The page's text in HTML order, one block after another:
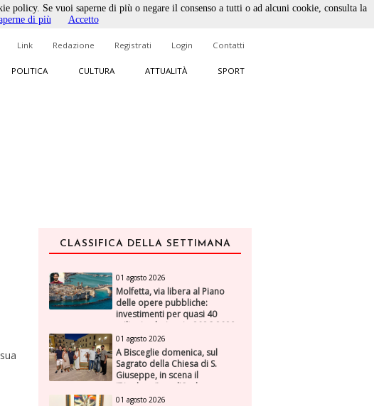
Link Redazione Registrati Login Contatti
POLITICA CULTURA ATTUALITÀ SPORT
CLASSIFICA DELLA SETTIMANA
01 agosto 2026
Molfetta, via libera al Piano
delle opere pubbliche:
investimenti per quasi 40
milioni nel triennio 2026-2028
01 agosto 2026
A Bisceglie domenica, sul
Sagrato della Chiesa di S.
Giuseppe, in scena il
“Rigoletto” con l’Orchestra
Sinfonica Federiciana
01 agosto 2026
Se vuoi saperne di più o negare il consenso a tutti o ad alcuni cookie, consulta la
di più Accetto